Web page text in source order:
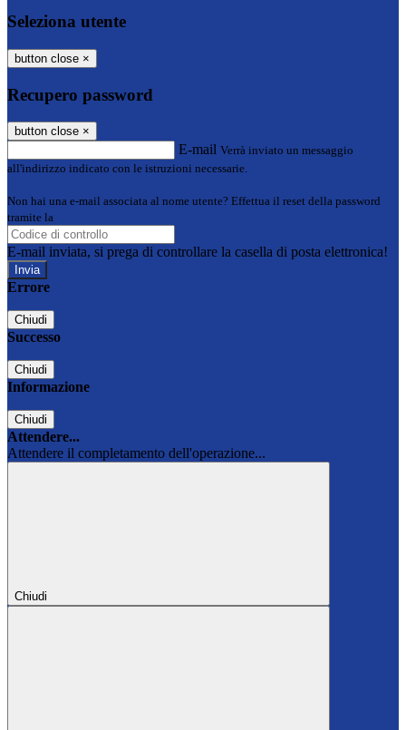
Seleziona utente
button close ×
Recupero password
button close ×
E-mail Verrà inviato un messaggio
all'indirizzo indicato con le istruzioni necessarie.
Non hai una e-mail associata al nome utente? Effettua il reset della password
tramite la
E-mail inviata, si prega di controllare la casella di posta elettronica!
Errore
Chiudi
Successo
Chiudi
Informazione
Chiudi
Attendere...
Attendere il completamento dell'operazione...
Chiudi